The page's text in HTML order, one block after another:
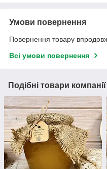
Умови повернення
Повернення товару
Всі умови повернення
Подібні товари компанії